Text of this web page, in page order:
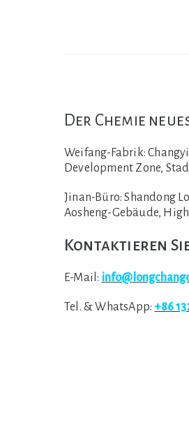
Der Chemie
Weifang-Fabrik:
Development Zone,
Jinan-Büro: Shandong
Aosheng-Gebäude,
Kontaktieren
E-Mail:
Tel. & WhatsApp:+86